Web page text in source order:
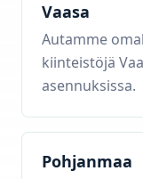
Vaasa
Autamme
kiinteistöjä
asennuksissa.
Pohjanmaa